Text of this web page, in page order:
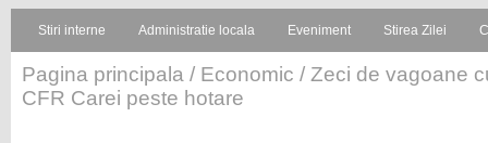
Stiri interne Administratie locala Eveniment Stirea Zilei
Pagina principala / Economic / Zeci de vagoane
CFR Carei peste hotare